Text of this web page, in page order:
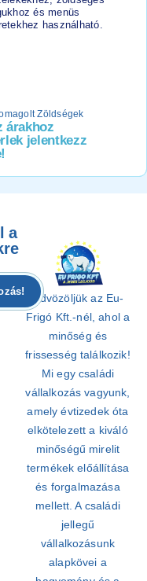
és menüs
használható.
Zöldségek
árakhoz
jelentkezz
Üdvözöljük az Eu-
Frigó Kft.-nél, ahol a
minőség és
frissesség találkozik!
Mi egy családi
vállalkozás vagyunk,
amely évtizedek óta
elkötelezett a kiváló
minőségű mirelit
termékek előállítása
és forgalmazása
mellett. A családi
jellegű
vállalkozásunk
alapkövei a
a